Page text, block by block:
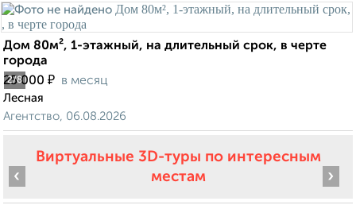
2/8
Дом 80м², 1-этажный, на длительный срок, в черте
города
25 000 ₽ в месяц
Лесная
Агентство, 06.08.2026
Виртуальные 3D-туры по интересным
местам
‹ ›